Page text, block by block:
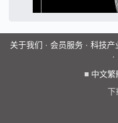
关于我们 · 会员服务· 科技产
·
■ 中文繁
下